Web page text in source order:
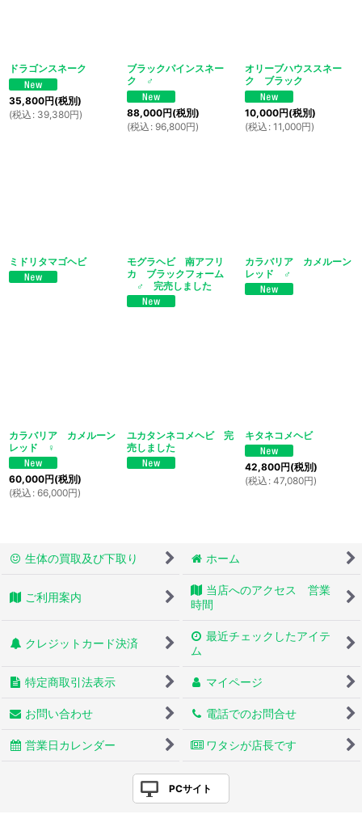
ドラゴンスネーク
35,800円(税別)
(税込 : 39,380円)
ブラックパインスネー
ク ♂
88,000円(税別)
(税込 : 96,800円)
オリーブハウススネー
ク ブラック
10,000円(税別)
(税込 : 11,000円)
ミドリタマゴヘビ
モグラヘビ 南アフリ
カ ブラックフォーム
♂ 完売しました
カラバリア カメルーン
レッド ♂
カラバリア カメルーン
レッド ♀
60,000円(税別)
(税込 : 66,000円)
ユカタンネコメヘビ 完
売しました
キタネコメヘビ
42,800円(税別)
(税込 : 47,080円)
生体の買取及び下取り ホーム
ご利用案内
当店へのアクセス 営業
時間
クレジットカード決済
最近チェックしたアイテ
ム
特定商取引法表示 マイページ
お問い合わせ 電話でのお問合せ
営業日カレンダー ワタシが店長です
PCサイト